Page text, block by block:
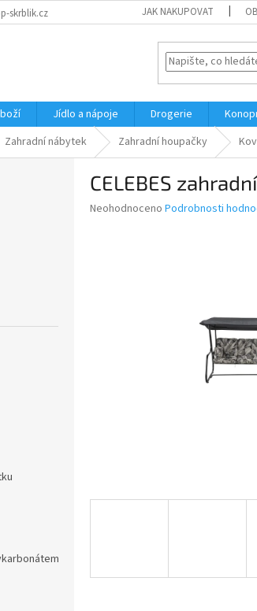
skrblik.cz JAK NAKUPOVAT
Jídlo a nápoje Drogerie
Zahradní nábytek Zahradní houpačky
CELEBES
Průměrné
Neohodnoceno Podrobnosti